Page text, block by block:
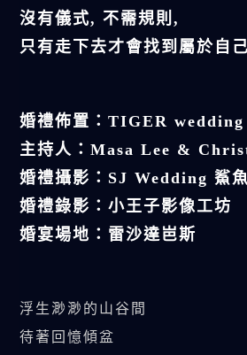
沒有儀式, 不需規則,
只有走下去才會找到屬於自
婚禮佈置：TIGER wedding
主持人：Masa Lee &
婚禮攝影：SJ Wedding 鯊
婚禮錄影：小王子影像工坊
婚宴場地：雷沙達岜斯
浮生渺渺的山谷間
待著回憶傾盆